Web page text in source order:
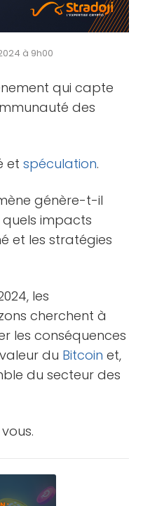
à 9h00
qui capte
des
et spéculation.
génère-t-il
impacts
et les stratégies
les
cherchent à
les conséquences
du Bitcoin et,
du secteur des